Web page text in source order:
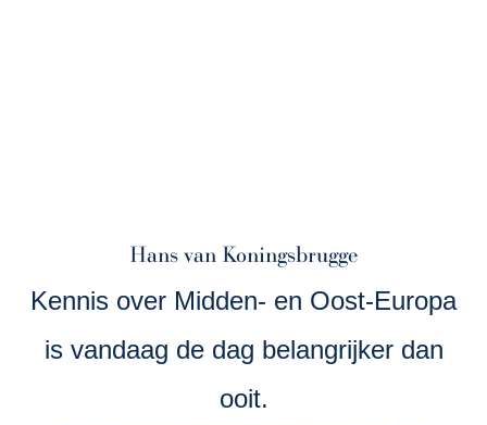
Hans van Koningsbrugge
Kennis over Midden- en Oost-Europa
is vandaag de dag belangrijker dan
ooit.